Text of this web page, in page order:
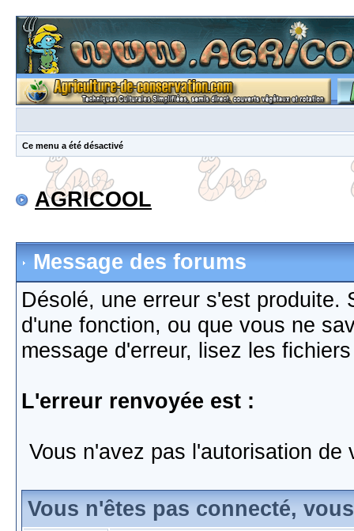
Ce menu a été désactivé
AGRICOOL
Message des forums
Désolé, une erreur s'est produite.
d'une fonction, ou que vous ne
message d'erreur, lisez les
L'erreur renvoyée est :
Vous n'avez pas l'autorisation de
Vous n'êtes pas connecté,